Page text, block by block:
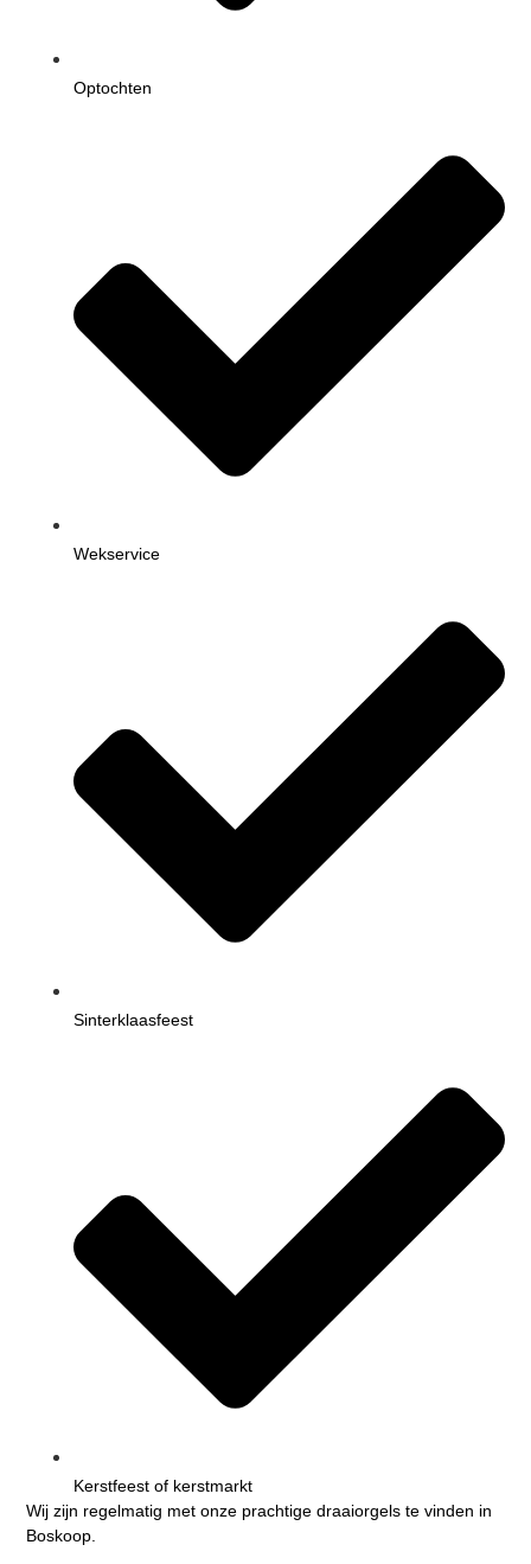
Optochten
Wekservice
Sinterklaasfeest
Kerstfeest of kerstmarkt
Wij zijn regelmatig met onze prachtige draaiorgels te vinden in
Boskoop.